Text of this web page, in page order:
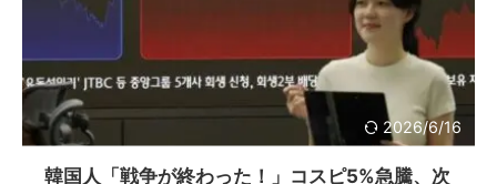
2026/6/16
韓国人「戦争が終わった！」コスピ5%急騰、次